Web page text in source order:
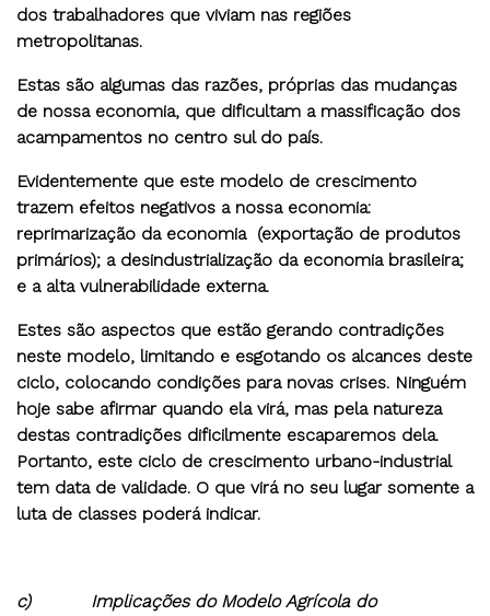
dos trabalhadores que viviam nas regiões
metropolitanas.
Estas são algumas das razões, próprias das mudanças
de nossa economia, que dificultam a massificação dos
acampamentos no centro sul do país.
Evidentemente que este modelo de crescimento
trazem efeitos negativos a nossa economia:
reprimarização da economia (exportação de produtos
primários); a desindustrialização da economia brasileira;
e a alta vulnerabilidade externa.
Estes são aspectos que estão gerando contradições
neste modelo, limitando e esgotando os alcances deste
ciclo, colocando condições para novas crises. Ninguém
hoje sabe afirmar quando ela virá, mas pela natureza
destas contradições dificilmente escaparemos dela.
Portanto, este ciclo de crescimento urbano-industrial
tem data de validade. O que virá no seu lugar somente a
luta de classes poderá indicar.
c) Implicações do Modelo Agrícola do